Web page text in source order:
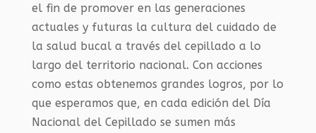
el fin de promover en las generaciones
actuales y futuras la cultura del cuidado de
la salud bucal a través del cepillado a lo
largo del territorio nacional. Con acciones
como estas obtenemos grandes logros, por lo
que esperamos que, en cada edición del Día
Nacional del Cepillado se sumen más